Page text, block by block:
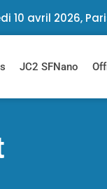
10 avril 2026,
JC2 SFNano